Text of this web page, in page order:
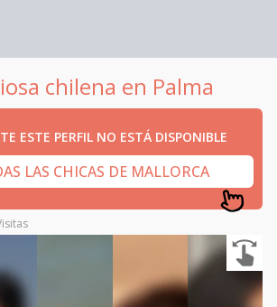
chilena en Palma
ESTE PERFIL NO ESTÁ DISPONIBLE
LAS CHICAS DE MALLORCA